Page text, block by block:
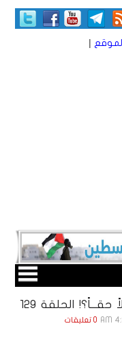
|
الحلقة 129
0 تعليقات